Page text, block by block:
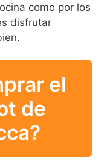
como por los
disfrutar
el
de